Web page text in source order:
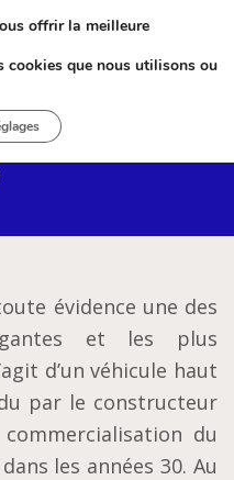
évidence une des
et les plus
d’un véhicule haut
par le constructeur
du
les années 30. Au
offrir la meilleure
cookies que nous utilisons ou